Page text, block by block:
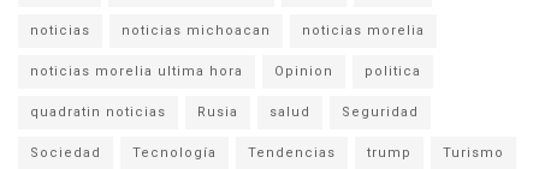
noticias noticias michoacan noticias morelia
noticias morelia ultima hora Opinion politica
quadratin noticias Rusia salud Seguridad
Sociedad Tecnología Tendencias trump Turismo